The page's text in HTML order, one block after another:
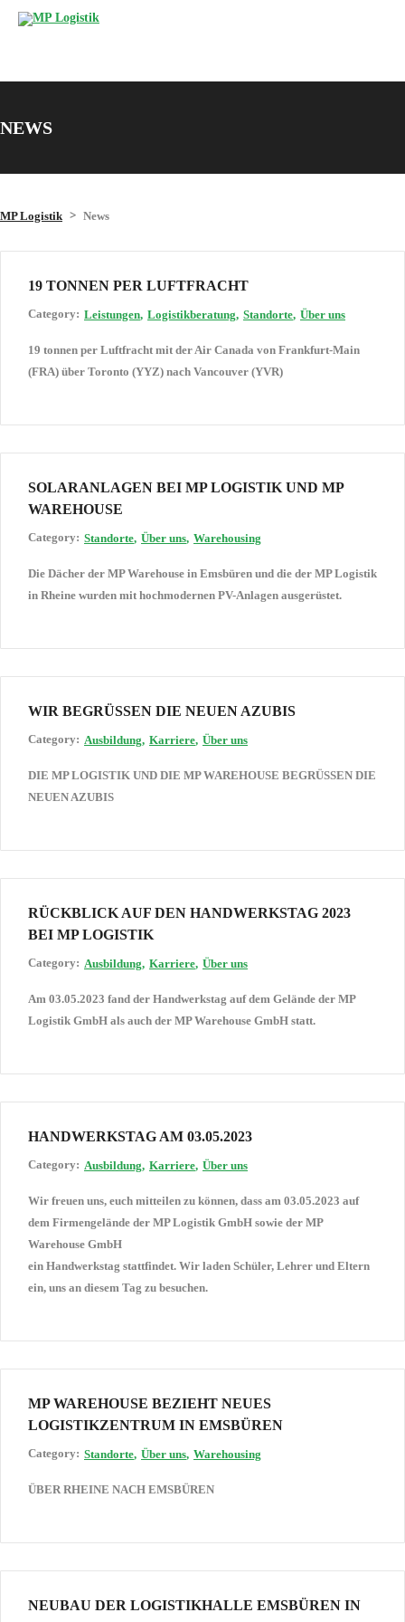
NEWS
MP Logistik > News
19 TONNEN PER LUFTFRACHT
Category: Leistungen Logistikberatung Standorte Über uns
19 tonnen per Luftfracht mit der Air Canada von Frankfurt-Main
(FRA) über Toronto (YYZ) nach Vancouver (YVR)
SOLARANLAGEN BEI MP LOGISTIK UND MP
WAREHOUSE
Category: Standorte Über uns Warehousing
Die Dächer der MP Warehouse in Emsbüren und die der MP Logistik
in Rheine wurden mit hochmodernen PV-Anlagen ausgerüstet.
WIR BEGRÜSSEN DIE NEUEN AZUBIS
Category: Ausbildung Karriere Über uns
DIE MP LOGISTIK UND DIE MP WAREHOUSE BEGRÜSSEN DIE
NEUEN AZUBIS
RÜCKBLICK AUF DEN HANDWERKSTAG 2023
BEI MP LOGISTIK
Category: Ausbildung Karriere Über uns
Am 03.05.2023 fand der Handwerkstag auf dem Gelände der MP
Logistik GmbH als auch der MP Warehouse GmbH statt.
HANDWERKSTAG AM 03.05.2023
Category: Ausbildung Karriere Über uns
Wir freuen uns, euch mitteilen zu können, dass am 03.05.2023 auf
dem Firmengelände der MP Logistik GmbH sowie der MP
Warehouse GmbH
ein Handwerkstag stattfindet. Wir laden Schüler, Lehrer und Eltern
ein, uns an diesem Tag zu besuchen.
MP WAREHOUSE BEZIEHT NEUES
LOGISTIKZENTRUM IN EMSBÜREN
Category: Standorte Über uns Warehousing
ÜBER RHEINE NACH EMSBÜREN
NEUBAU DER LOGISTIKHALLE EMSBÜREN IN